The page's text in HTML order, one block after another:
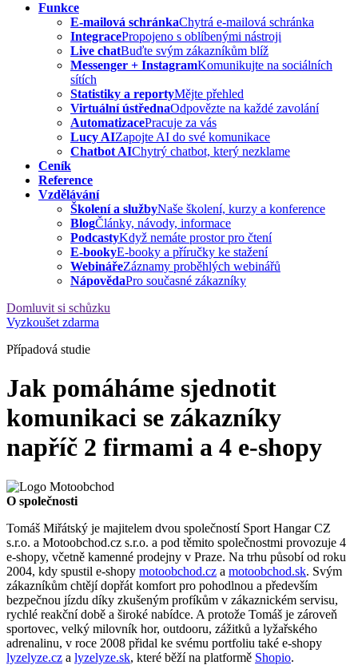
Funkce
E-mailová schránkaChytrá e-mailová schránka
IntegracePropojeno s oblíbenými nástroji
Live chatBuďte svým zákazníkům blíž
Messenger + InstagramKomunikujte na sociálních
sítích
Statistiky a reportyMějte přehled
Virtuální ústřednaOdpovězte na každé zavolání
AutomatizacePracuje za vás
Lucy AIZapojte AI do své komunikace
Chatbot AIChytrý chatbot, který nezklame
Ceník
Reference
Vzdělávání
Školení a službyNaše školení, kurzy a konference
BlogČlánky, návody, informace
PodcastyKdyž nemáte prostor pro čtení
E-bookyE-booky a příručky ke stažení
WebinářeZáznamy proběhlých webinářů
NápovědaPro současné zákazníky
Domluvit si schůzku
Vyzkoušet zdarma
Případová studie
Jak pomáháme sjednotit
komunikaci se zákazníky
napříč 2 firmami a 4 e-shopy
O společnosti
Tomáš Miřátský je majitelem dvou společností Sport Hangar CZ
s.r.o. a Motoobchod.cz s.r.o. a pod těmito společnostmi provozuje 4
e-shopy, včetně kamenné prodejny v Praze. Na trhu působí od roku
2004, kdy spustil e-shopy motoobchod.cz a motoobchod.sk. Svým
zákazníkům chtějí dopřát komfort pro pohodlnou a především
bezpečnou jízdu díky zkušeným profíkům v zákaznickém servisu,
rychlé reakční době a široké nabídce. A protože Tomáš je zároveň
sportovec, velký milovník hor, outdooru, zážitků a lyžařského
adrenalinu, v roce 2008 přidal ke svému portfoliu také e-shopy
lyzelyze.cz a lyzelyze.sk, které běží na platformě Shopio.